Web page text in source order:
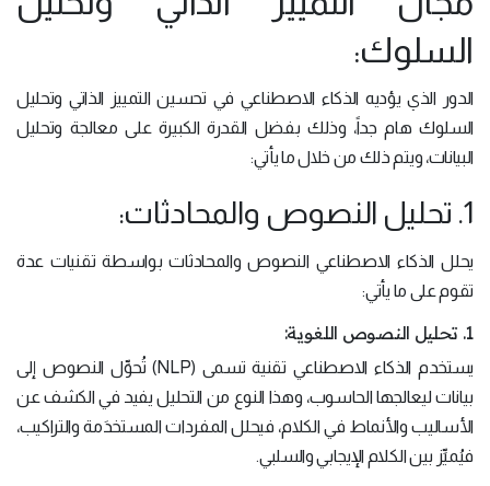
السلوك:
الدور الذي يؤديه الذكاء الاصطناعي في تحسين التمييز الذاتي وتحليل
السلوك هام جداً، وذلك بفضل القدرة الكبيرة على معالجة وتحليل
البيانات، ويتم ذلك من خلال ما يأتي:
1. تحليل النصوص والمحادثات:
يحلل الذكاء الاصطناعي النصوص والمحادثات بواسطة تقنيات عدة
تقوم على ما يأتي:
1. تحليل النصوص اللغوية:
يستخدم الذكاء الاصطناعي تقنية تسمى (NLP) تُحوِّل النصوص إلى
بيانات ليعالجها الحاسوب، وهذا النوع من التحليل يفيد في الكشف عن
الأساليب والأنماط في الكلام، فيحلل المفردات المستخدَمة والتراكيب،
فيُميِّز بين الكلام الإيجابي والسلبي.